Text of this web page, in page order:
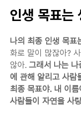
인생 목표는
나의 최종 인생 목표
화로 말이 많잖아?
않아. 그래서 나는
에 관해 알리고 사람
최종 목표야. 내 이
사람들이 자연을 사